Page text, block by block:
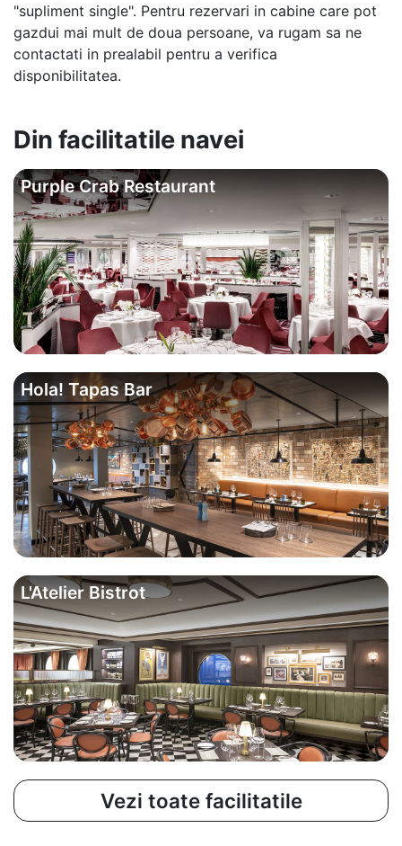
"supliment single". Pentru rezervari in cabine care pot
gazdui mai mult de doua persoane, va rugam sa ne
contactati in prealabil pentru a verifica
disponibilitatea.
Din facilitatile navei
Purple Crab Restaurant
Hola! Tapas Bar
L'Atelier Bistrot
Vezi toate facilitatile